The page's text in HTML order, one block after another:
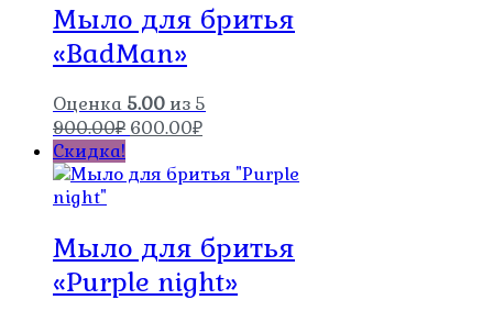
Мыло для бритья
«BadMan»
Оценка 5.00 из 5
900.00₽ Первоначальная
составляла
600.00₽Текущая
600.00₽.
Скидка!
Мыло для бритья
«Purple night»